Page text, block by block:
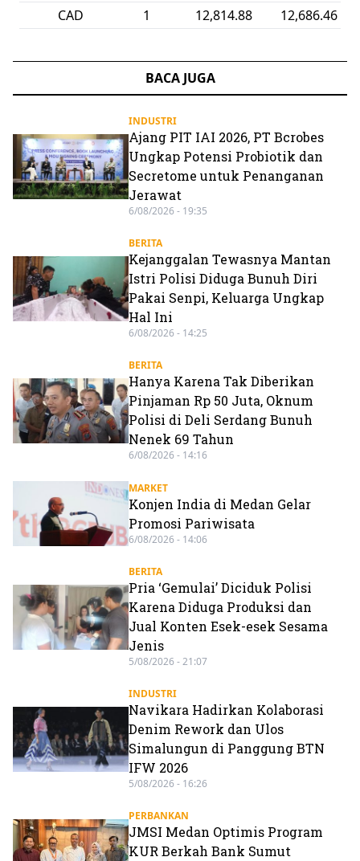
SEK
1 1,893.46 1,874.24
BACA JUGA
INDUSTRI
Ajang PIT IAI 2026, PT Bcrobes
Ungkap Potensi Probiotik dan
Secretome untuk Penanganan
Jerawat
6/08/2026 - 19:35
BERITA
Kejanggalan Tewasnya Mantan
Istri Polisi Diduga Bunuh Diri
Pakai Senpi, Keluarga Ungkap
Hal Ini
6/08/2026 - 14:25
BERITA
Hanya Karena Tak Diberikan
Pinjaman Rp 50 Juta, Oknum
Polisi di Deli Serdang Bunuh
Nenek 69 Tahun
6/08/2026 - 14:16
MARKET
Konjen India di Medan Gelar
Promosi Pariwisata
6/08/2026 - 14:06
BERITA
Pria ‘Gemulai’ Diciduk Polisi
Karena Diduga Produksi dan
Jual Konten Esek-esek Sesama
Jenis
5/08/2026 - 21:07
INDUSTRI
Navikara Hadirkan Kolaborasi
Denim Rework dan Ulos
Simalungun di Panggung BTN
IFW 2026
5/08/2026 - 16:26
PERBANKAN
JMSI Medan Optimis Program
KUR Berkah Bank Sumut